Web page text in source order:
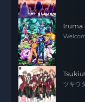
Iruma
Welcome
ツキウ